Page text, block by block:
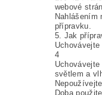
webové
přípravku.
5. Jak
4
světlem a
Doba